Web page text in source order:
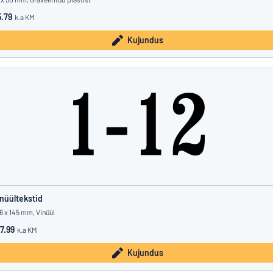
k.a KM
Kujundus
x 145 mm, Vinüül
k.a KM
Kujundus